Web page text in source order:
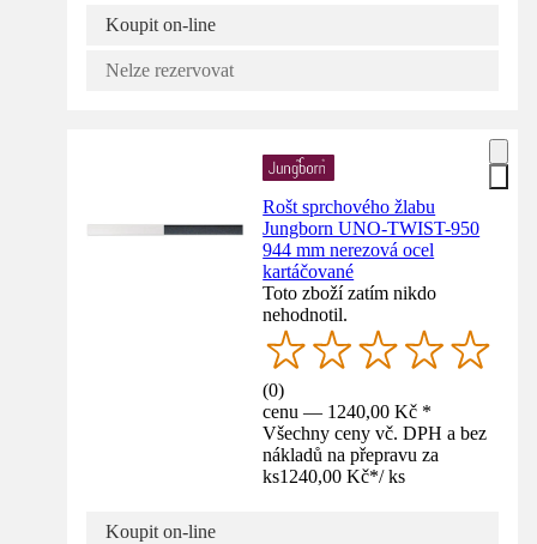
Koupit on-line
Nelze rezervovat
Rošt sprchového žlabu
Jungborn UNO-TWIST-950
944 mm nerezová ocel
kartáčované
Toto zboží zatím nikdo
nehodnotil.
(0)
cenu — 1240,00 Kč *
Všechny ceny vč. DPH a bez
nákladů na přepravu za
ks1240,00 Kč*/ ks
Koupit on-line